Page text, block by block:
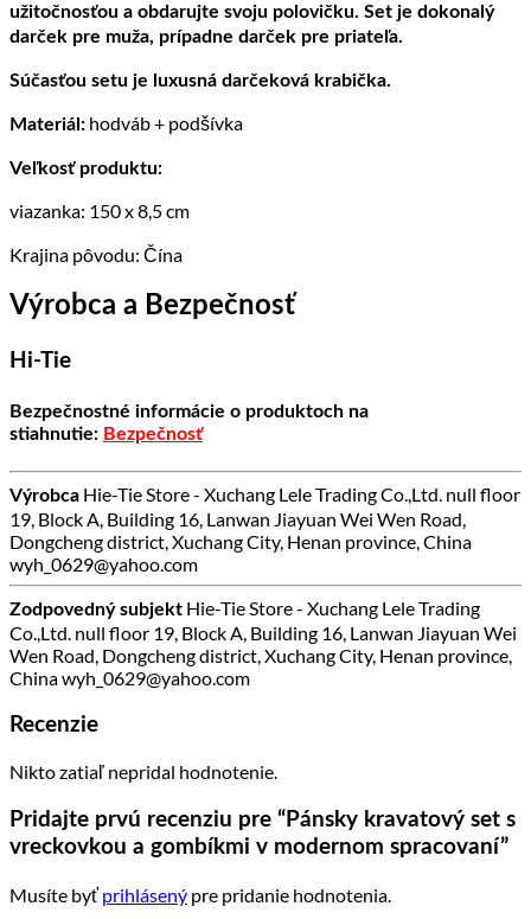
užitočnosťou a obdarujte svoju polovičku. Set je dokonalý
darček pre muža, prípadne darček pre priateľa.
Súčasťou setu je luxusná darčeková krabička.
Materiál: hodváb + podšívka
Veľkosť produktu:
viazanka: 150 x 8,5 cm
Krajina pôvodu: Čína
Výrobca a Bezpečnosť
Hi-Tie
Bezpečnostné informácie o produktoch na
stiahnutie: Bezpečnosť
Výrobca Hie-Tie Store - Xuchang Lele Trading Co.,Ltd. null floor
19, Block A, Building 16, Lanwan Jiayuan Wei Wen Road,
Dongcheng district, Xuchang City, Henan province, China
wyh_0629@yahoo.com
Zodpovedný subjekt Hie-Tie Store - Xuchang Lele Trading
Co.,Ltd. null floor 19, Block A, Building 16, Lanwan Jiayuan Wei
Wen Road, Dongcheng district, Xuchang City, Henan province,
China wyh_0629@yahoo.com
Recenzie
Nikto zatiaľ nepridal hodnotenie.
Pridajte prvú recenziu pre “Pánsky kravatový set s
vreckovkou a gombíkmi v modernom spracovaní”
Musíte byťprihlásený pre pridanie hodnotenia.